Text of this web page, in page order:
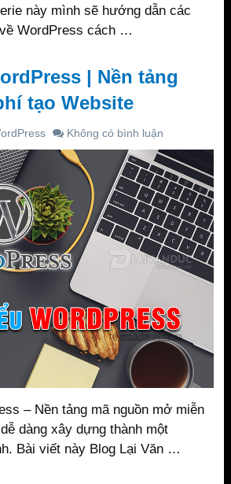
này mình sẽ hướng dẫn các
WordPress cách …
| Nền tảng
tạo Website
Không có bình luận
– Nền tảng mã nguồn mở miễn
dàng xây dựng thành một
Bài viết này Blog Lại Văn …